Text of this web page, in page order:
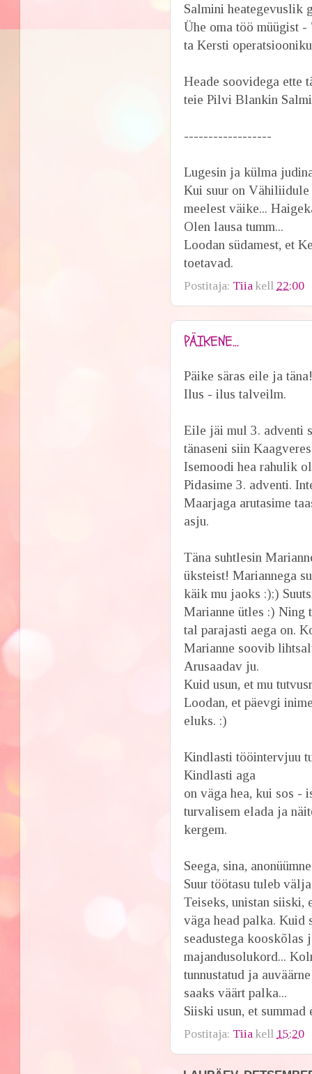
Salmini heategevuslik
Ühe oma töö müügist -
ta Kersti
Heade soovidega ette
teie Pilvi Blankin
------------------
Lugesin ja külma
Kui suur on
meelest väike...
Olen lausa tumm...
Loodan südamest, et
toetavad.
Postitaja: Tiia kell 22:00
PÄIKENE...
Päike säras eile ja
Ilus - ilus talveilm.
Eile jäi mul 3. adventi
tänaseni siin
Isemoodi hea rahulik
Pidasime 3. adventi.
Maarjaga arutasime
asju.
Täna suhtlesin
üksteist! Mariannega
käik mu jaoks :);)
Marianne ütles :) Ning
tal parajasti aega on.
Marianne soovib
Arusaadav ju.
Kuid usun, et mu
Loodan, et päevgi
eluks. :)
Kindlasti tööintervjuu
Kindlasti aga
on väga hea, kui sos -
turvalisem elada ja
kergem.
Seega, sina,
Suur töötasu tuleb
Teiseks, unistan siiski,
väga head palka. Kuid
seadustega kooskõlas
majandusolukord...
tunnustatud ja
saaks väärt palka...
Siiski usun, et
Postitaja: Tiia kell 15:20